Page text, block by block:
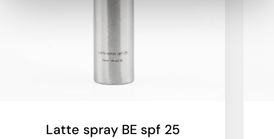
Latte spray BE spf 25